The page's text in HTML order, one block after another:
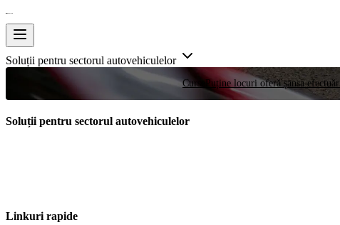
Soluții pentru sectorul autovehiculelor
Curse Puține locuri oferă șansa
Soluții pentru sectorul autovehiculelor
Linkuri rapide